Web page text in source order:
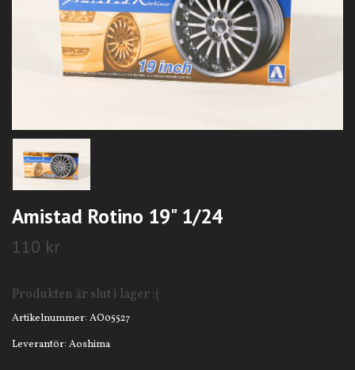
Amistad Rotino 19" 1/24
110 kr
Produkten är slut i lager :(
Artikelnummer: AO05527
Leverantör: Aoshima